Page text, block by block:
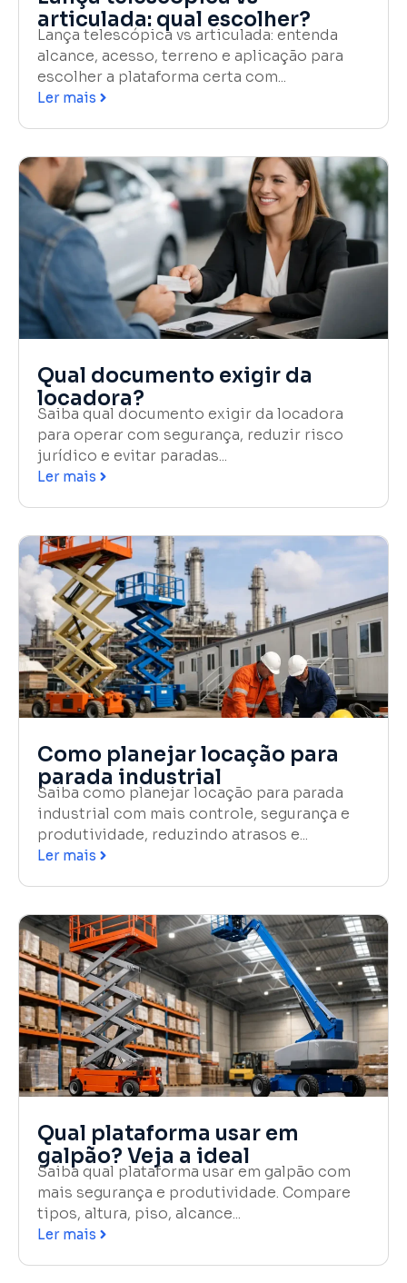
articulada: qual escolher?
Lança telescópica vs articulada: entenda
alcance, acesso, terreno e aplicação para
escolher a plataforma certa com...
Ler mais
Qual documento exigir da
locadora?
Saiba qual documento exigir da locadora
para operar com segurança, reduzir risco
jurídico e evitar paradas...
Ler mais
Como planejar locação para
parada industrial
Saiba como planejar locação para parada
industrial com mais controle, segurança e
produtividade, reduzindo atrasos e...
Ler mais
Qual plataforma usar em
galpão? Veja a ideal
Saiba qual plataforma usar em galpão com
mais segurança e produtividade. Compare
tipos, altura, piso, alcance...
Ler mais